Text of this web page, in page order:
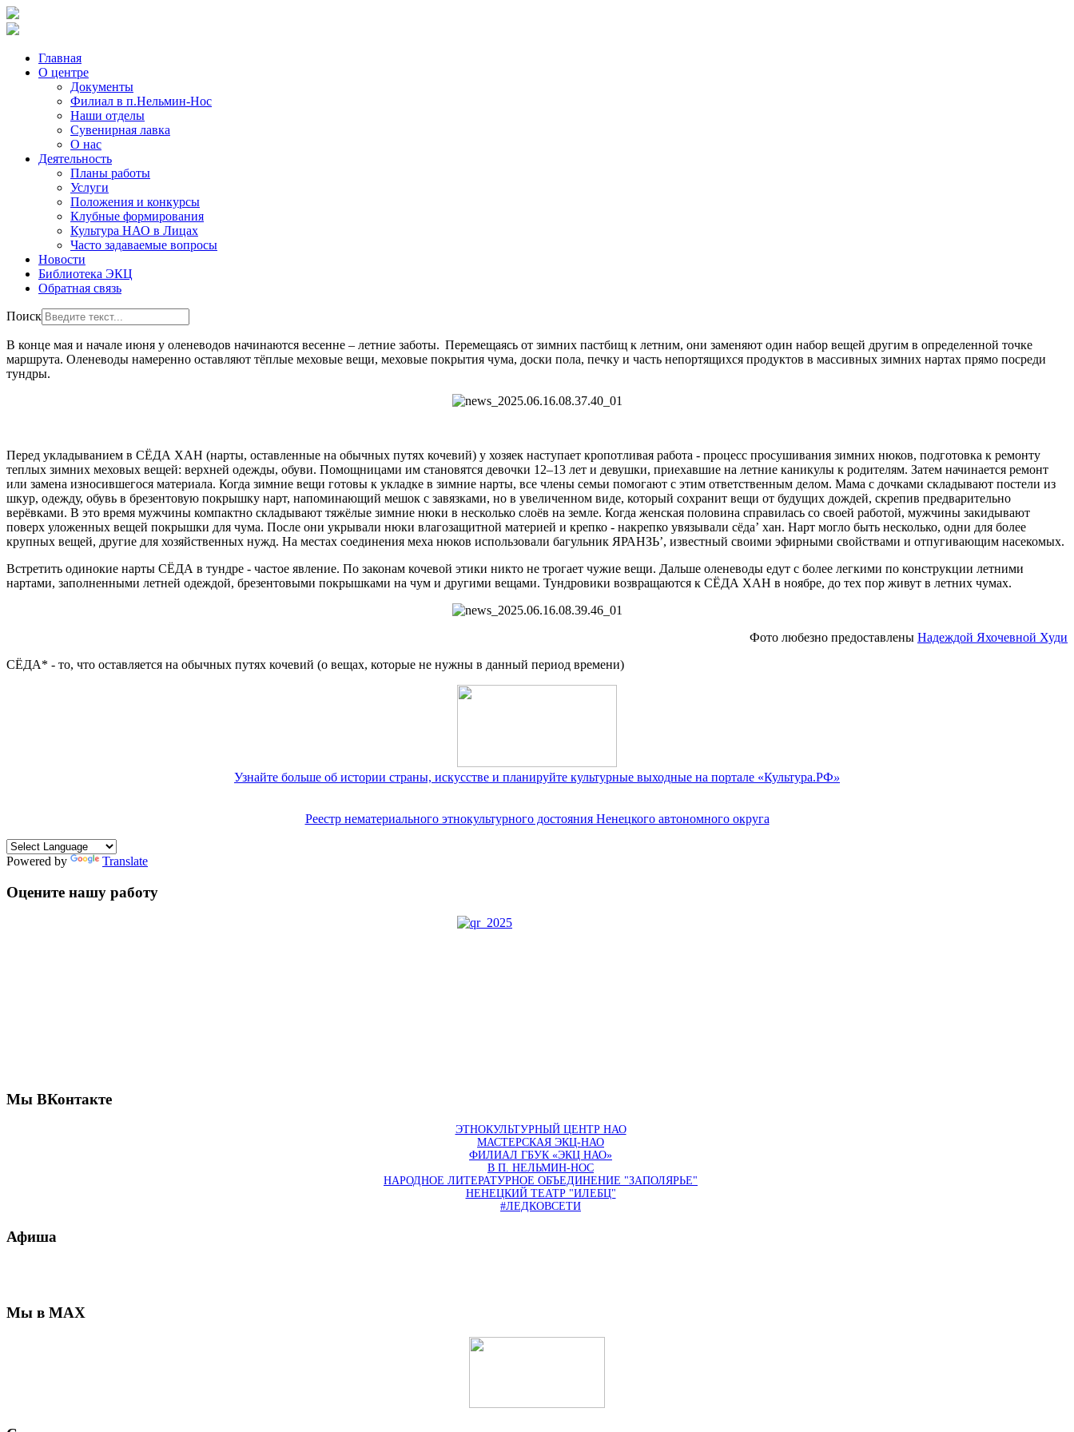
Главная
О центре
Документы
Филиал в п.Нельмин-Нос
Наши отделы
Сувенирная лавка
О нас
Деятельность
Планы работы
Услуги
Положения и конкурсы
Клубные формирования
Культура НАО в Лицах
Часто задаваемые вопросы
Новости
Библиотека ЭКЦ
Обратная связь
Поиск
В конце мая и начале июня у оленеводов начинаются весенне – летние заботы. Перемещаясь от зимних пастбищ к летним, они заменяют один набор вещей другим в определенной точке
маршрута. Оленеводы намеренно оставляют тёплые меховые вещи, меховые покрытия чума, доски пола, печку и часть непортящихся продуктов в массивных зимних нартах прямо посреди
тундры.
Перед укладыванием в СЁДА ХАН (нарты, оставленные на обычных путях кочевий) у хозяек наступает кропотливая работа - процесс просушивания зимних нюков, подготовка к ремонту
теплых зимних меховых вещей: верхней одежды, обуви. Помощницами им становятся девочки 12–13 лет и девушки, приехавшие на летние каникулы к родителям. Затем начинается ремонт
или замена износившегося материала. Когда зимние вещи готовы к укладке в зимние нарты, все члены семьи помогают с этим ответственным делом. Мама с дочками складывают постели из
шкур, одежду, обувь в брезентовую покрышку нарт, напоминающий мешок с завязками, но в увеличенном виде, который сохранит вещи от будущих дождей, скрепив предварительно
верёвками. В это время мужчины компактно складывают тяжёлые зимние нюки в несколько слоёв на земле. Когда женская половина справилась со своей работой, мужчины закидывают
поверх уложенных вещей покрышки для чума. После они укрывали нюки влагозащитной материей и крепко - накрепко увязывали сёдаʼ хан. Нарт могло быть несколько, одни для более
крупных вещей, другие для хозяйственных нужд. На местах соединения меха нюков использовали багульник ЯРАНЗЬʼ, известный своими эфирными свойствами и отпугивающим насекомых.
Встретить одинокие нарты СЁДА в тундре - частое явление. По законам кочевой этики никто не трогает чужие вещи. Дальше оленеводы едут с более легкими по конструкции летними
нартами, заполненными летней одеждой, брезентовыми покрышками на чум и другими вещами. Тундровики возвращаются к СЁДА ХАН в ноябре, до тех пор живут в летних чумах.
Фото любезно предоставлены Надеждой Яхочевной Худи
СЁДА* - то, что оставляется на обычных путях кочевий (о вещах, которые не нужны в данный период времени)
Узнайте больше об истории страны, искусстве и планируйте культурные выходные на портале «Культура.РФ»
Реестр нематериального этнокультурного достояния Ненецкого автономного округа
Powered by Translate
Оцените нашу работу
Мы ВКонтакте
ЭТНОКУЛЬТУРНЫЙ ЦЕНТР НАО
МАСТЕРСКАЯ ЭКЦ-НАО
ФИЛИАЛ ГБУК «ЭКЦ НАО»
В П. НЕЛЬМИН-НОС
НАРОДНОЕ ЛИТЕРАТУРНОЕ ОБЪЕДИНЕНИЕ "ЗАПОЛЯРЬЕ"
НЕНЕЦКИЙ ТЕАТР "ИЛЕБЦ"
#ЛЕДКОВСЕТИ
Афиша
Мы в MAX